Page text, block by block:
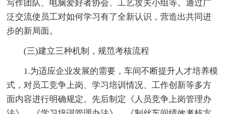
写作团队、电脑爱好者协会、工艺攻关小组等。通过广
泛交流使员工对如何学习有了全新认识，营造出共同进
步的新局面。
(三)建立三种机制，规范考核流程
1.为适应企业发展的需要，车间不断提升人才培养模
式，对员工竞争上岗、学习培训情况、工作创新等多方
面内容进行明确规定。先后制定《人员竞争上岗管理办